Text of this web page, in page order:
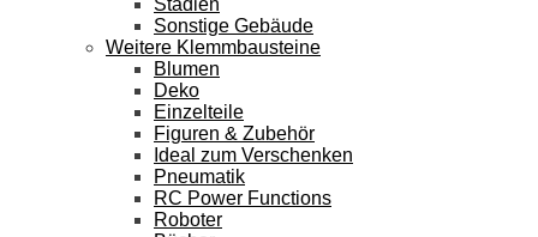
Stadien
Sonstige Gebäude
Weitere Klemmbausteine
Blumen
Deko
Einzelteile
Figuren & Zubehör
Ideal zum Verschenken
Pneumatik
RC Power Functions
Roboter